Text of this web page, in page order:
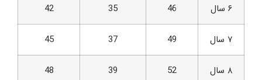
۶ سال 46
35
42
۷ سال 49
37
45
۸ سال 52
39
48